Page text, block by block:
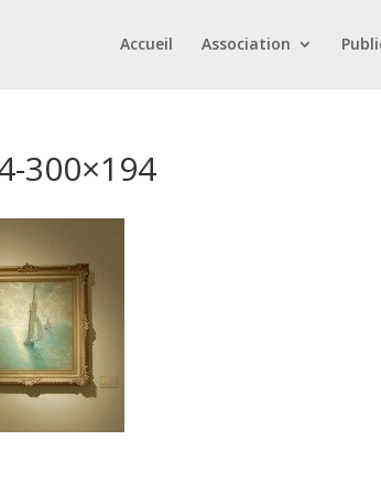
Accueil Association
300×194